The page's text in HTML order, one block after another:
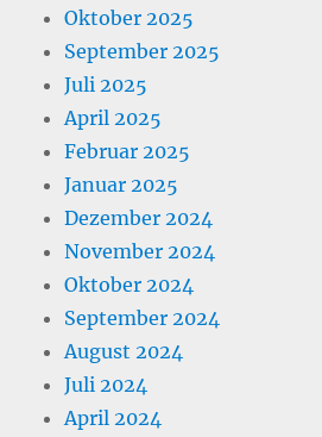
Oktober 2025
September 2025
Juli 2025
April 2025
Februar 2025
Januar 2025
Dezember 2024
November 2024
Oktober 2024
September 2024
August 2024
Juli 2024
April 2024